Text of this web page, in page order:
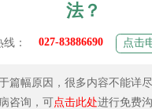
法？
： 027-83886690 点击
篇幅原因，很多内容不能详
咨询，可点击此处进行免费